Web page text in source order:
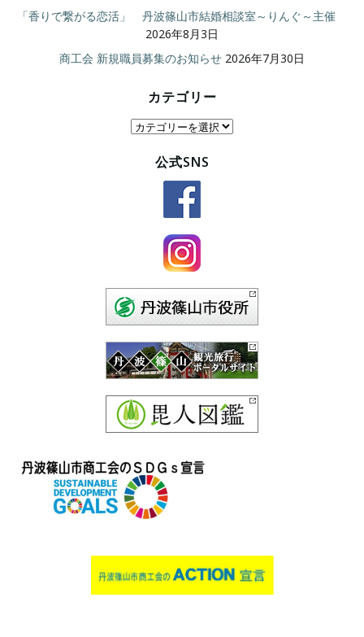
「香りで繋がる恋活」 丹波篠山市結婚相談室～りんぐ～主催
2026年8月3日
商工会 新規職員募集のお知らせ 2026年7月30日
カテゴリー
カ
公式SNS